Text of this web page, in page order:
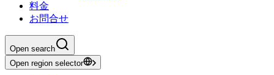
料金
お問合せ
Open search
Open region selector